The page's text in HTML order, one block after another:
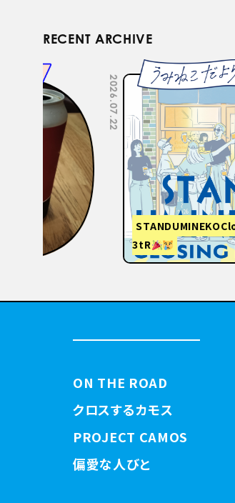
RECENT ARCHIVE
2026.07.22
STANDUMINEKOClosingPartyと
3tR
ON THE ROAD
クロスするカモス
PROJECT CAMOS
偏愛な人びと